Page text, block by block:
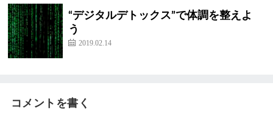
“デジタルデトックス”で体調を整えよ
う
2019.02.14
コメントを書く